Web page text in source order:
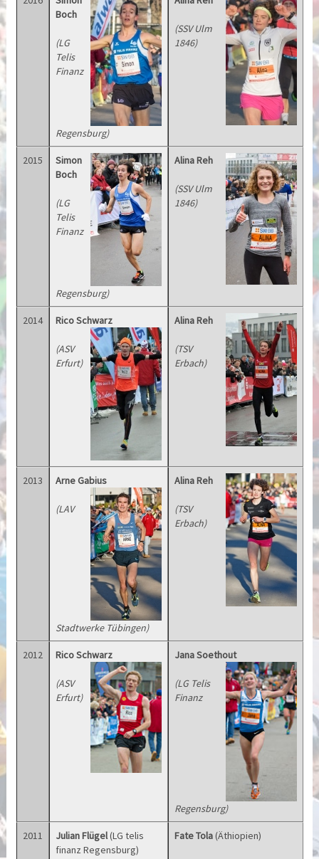
Boch
(LG
Telis
Finanz
Regensburg)
(SSV Ulm
1846)
2015
Simon
Boch
(LG
Telis
Finanz
Regensburg)
Alina Reh
(SSV Ulm
1846)
2014 Rico Schwarz
(ASV
Erfurt)
Alina Reh
(TSV
Erbach)
2013 Arne Gabius
(LAV
Stadtwerke Tübingen)
Alina Reh
(TSV
Erbach)
2012 Rico Schwarz
(ASV
Erfurt)
Jana Soethout
(LG Telis
Finanz
Regensburg)
2011 Julian Flügel(LG telis
finanz Regensburg)
Fate Tola(Äthiopien)